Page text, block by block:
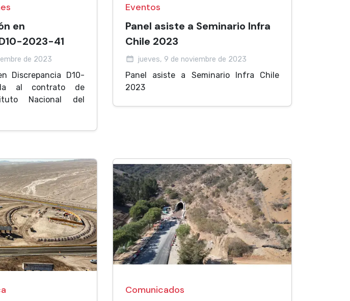
en
2023-41
de 2023
Discrepancia D10-
al contrato de
Nacional del
Eventos
Panel asiste a Seminario Infra
Chile 2023
jueves, 9 de noviembre de 2023
Panel asiste a Seminario Infra Chile
2023
Comunicados